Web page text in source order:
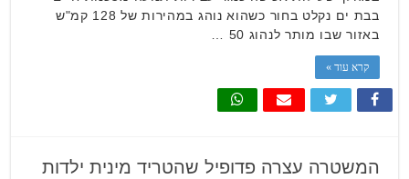
בבת ים נקלט בחור כשהוא נוהג במהירות של 128 קמ"ש
באזור שבו מותר לנהוג 50 …
קרא עוד »
המשטרה עצרה פדופיל שהטריד מינית ילדות